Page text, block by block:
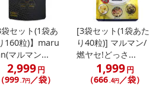
品の場合、商品によってご指定できる
能性がございます。
、配送日時指定をご利用いただけませ
袋セット(1袋あ
160粒)】maru
マルマン...
2,999円
（999.7円／袋）
[3袋セット(1袋あた
り40粒)] マルマン/
燃ヤセ!どっさ...
1,999円
（666.4円／袋）